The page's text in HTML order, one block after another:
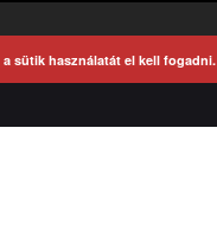
sütik használatát el kell fogadni.